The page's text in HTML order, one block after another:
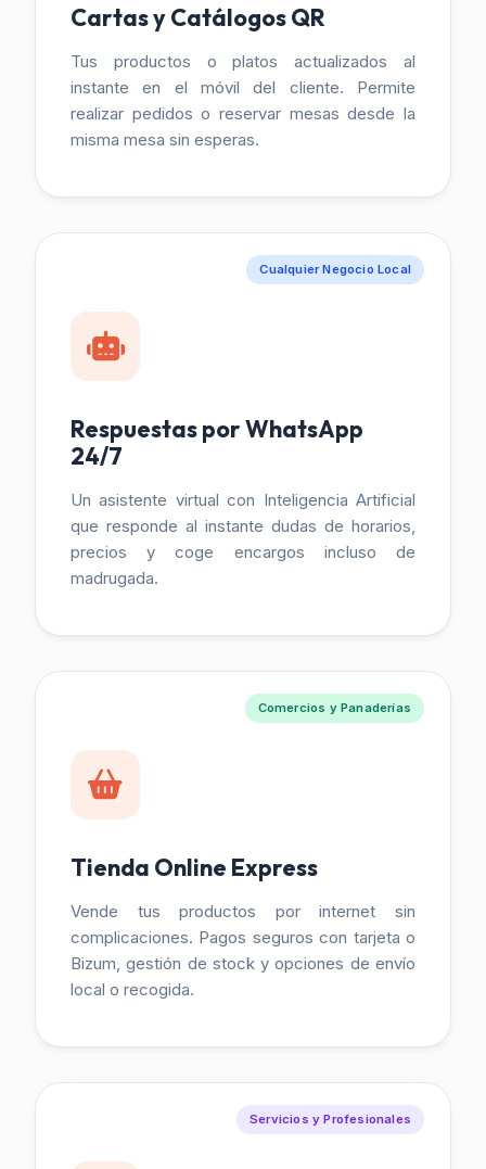
Cartas y Catálogos QR
Tus productos o platos actualizados al
instante en el móvil del cliente. Permite
realizar pedidos o reservar mesas desde la
misma mesa sin esperas.
Cualquier Negocio Local
Respuestas por WhatsApp
24/7
Un asistente virtual con Inteligencia Artificial
que responde al instante dudas de horarios,
precios y coge encargos incluso de
madrugada.
Comercios y Panaderías
Tienda Online Express
Vende tus productos por internet sin
complicaciones. Pagos seguros con tarjeta o
Bizum, gestión de stock y opciones de envío
local o recogida.
Servicios y Profesionales